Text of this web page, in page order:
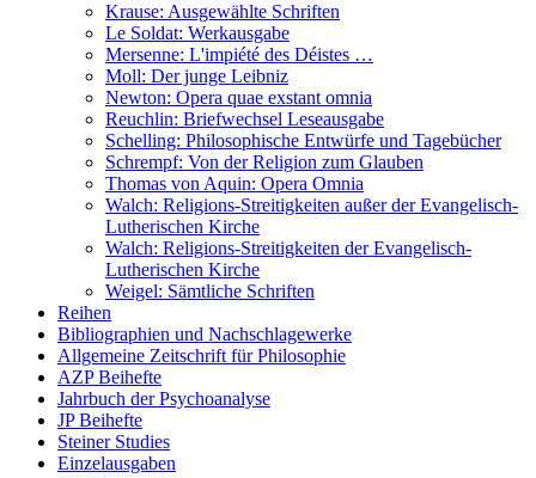
Krause: Ausgewählte Schriften
Le Soldat: Werkausgabe
Mersenne: L'impiété des Déistes …
Moll: Der junge Leibniz
Newton: Opera quae exstant omnia
Reuchlin: Briefwechsel Leseausgabe
Schelling: Philosophische Entwürfe und Tagebücher
Schrempf: Von der Religion zum Glauben
Thomas von Aquin: Opera Omnia
Walch: Religions-Streitigkeiten außer der Evangelisch-
Lutherischen Kirche
Walch: Religions-Streitigkeiten der Evangelisch-
Lutherischen Kirche
Weigel: Sämtliche Schriften
Reihen
Bibliographien und Nachschlagewerke
Allgemeine Zeitschrift für Philosophie
AZP Beihefte
Jahrbuch der Psychoanalyse
JP Beihefte
Steiner Studies
Einzelausgaben